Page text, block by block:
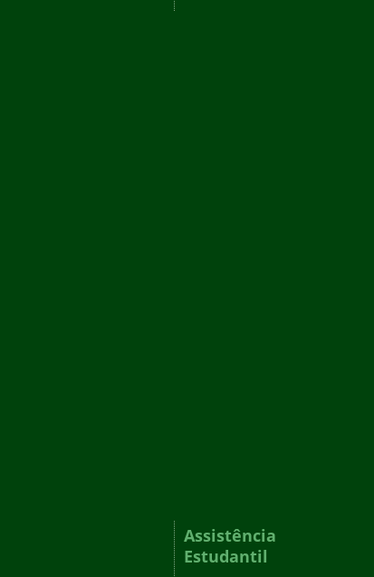
Assistência
Estudantil